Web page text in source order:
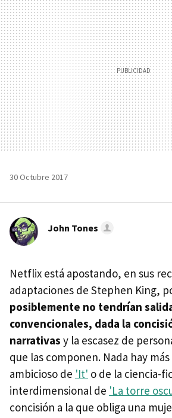
30 Octubre 2017
John Tones
Netflix está apostando, en sus
adaptaciones de Stephen King,
posiblemente no tendrían
convencionales, dada la
narrativas y la escasez de
que las componen. Nada hay
ambicioso de 'It' o de la ciencia-
interdimensional de 'La torre
concisión a la que obliga una